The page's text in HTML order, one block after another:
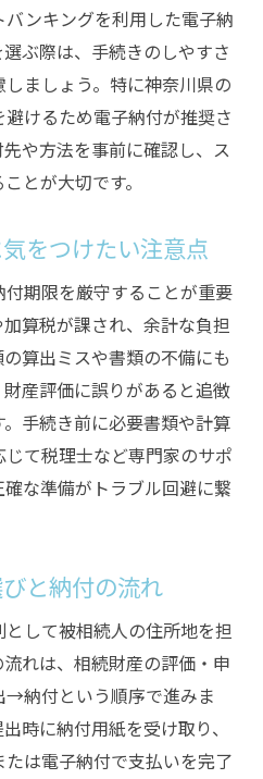
ンキングを利用した電子納
ぶ際は、手続きのしやすさ
ましょう。特に神奈川県の
けるため電子納付が推奨さ
や方法を事前に確認し、ス
とが大切です。
をつけたい注意点
期限を厳守することが重要
算税が課され、余計な負担
算出ミスや書類の不備にも
産評価に誤りがあると追徴
手続き前に必要書類や計算
て税理士など専門家のサポ
な準備がトラブル回避に繋
と納付の流れ
して被相続人の住所地を担
れは、相続財産の評価・申
納付という順序で進みま
時に納付用紙を受け取り、
は電子納付で支払いを完了